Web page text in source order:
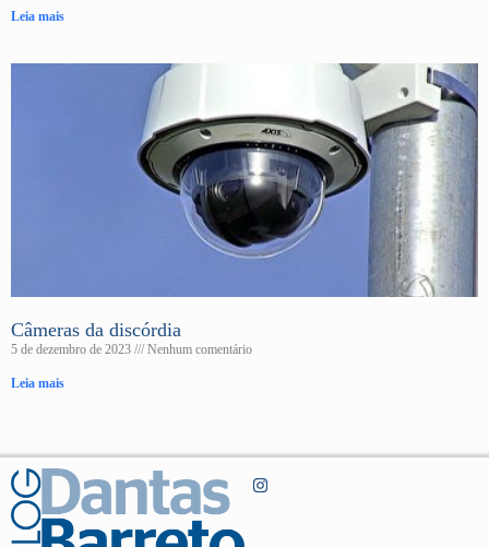
Leia mais
Câmeras da discórdia
5 de dezembro de 2023 Nenhum comentário
Leia mais